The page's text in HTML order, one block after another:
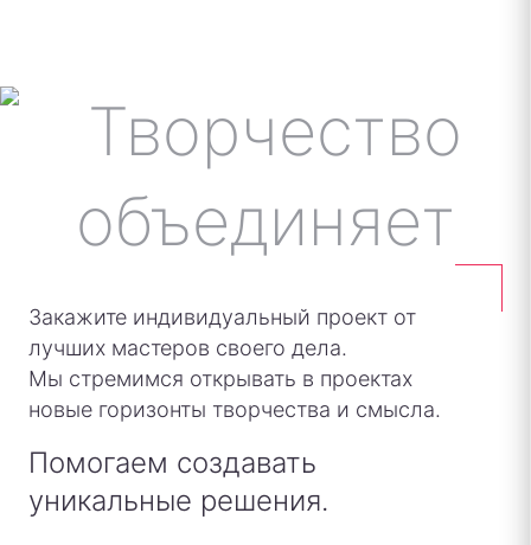
Закажите индивидуальный проект от
лучших мастеров своего дела.
Мы стремимся открывать в проектах
новые горизонты творчества и смысла.
Помогаем создавать
уникальные решения.